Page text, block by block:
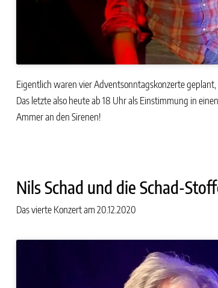
Eigentlich waren vier Adventsonntagskonzerte
Das letzte also heute ab 18 Uhr als Einstimmung in
Ammer an den Sirenen!
Nils Schad und die Schad-
Das vierte Konzert am 20.12.2020